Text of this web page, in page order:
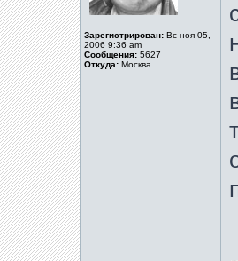
Зарегистрирован: Вс ноя 05,
2006 9:36 am
Сообщения: 5627
Откуда: Москва